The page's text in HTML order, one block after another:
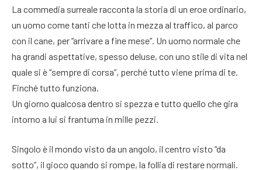
La commedia surreale racconta la storia di un eroe ordinario,
un uomo come tanti che lotta in mezza al traffico, al parco
con il cane, per “arrivare a fine mese”. Un uomo normale che
ha grandi aspettative, spesso deluse, con uno stile di vita nel
quale si è “sempre di corsa”, perché tutto viene prima di te.
Finché tutto funziona.
Un giorno qualcosa dentro si spezza e tutto quello che gira
intorno a lui si frantuma in mille pezzi.
Singolo è il mondo visto da un angolo, il centro visto “da
sotto”, il gioco quando si rompe, la follia di restare normali.